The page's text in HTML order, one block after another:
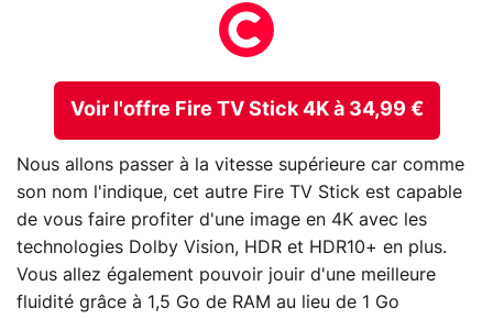
Voir l'offre Fire TV Stick 4K à 34,99 €
Nous allons passer à la vitesse supérieure car comme
son nom l'indique, cet autre Fire TV Stick est capable
de vous faire profiter d'une image en 4K avec les
technologies Dolby Vision, HDR et HDR10+ en plus.
Vous allez également pouvoir jouir d'une meilleure
fluidité grâce à 1,5 Go de RAM au lieu de 1 Go